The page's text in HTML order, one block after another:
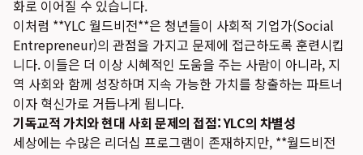
화로 이어질 수 있습니다.
이처럼 **YLC 월드비전**은 청년들이 사회적 기업가(Social
Entrepreneur)의 관점을 가지고 문제에 접근하도록 훈련시킵
니다. 이들은 더 이상 시혜적인 도움을 주는 사람이 아니라, 지
역 사회와 함께 성장하며 지속 가능한 가치를 창출하는 파트너
이자 혁신가로 거듭나게 됩니다.
기독교적 가치와 현대 사회 문제의 접점: YLC의 차별성
세상에는 수많은 리더십 프로그램이 존재하지만, **월드비전